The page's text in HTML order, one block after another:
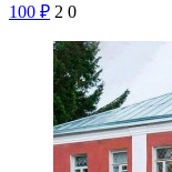
100 ₽ 2 0